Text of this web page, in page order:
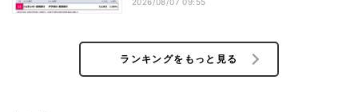
ランキングをもっと見る